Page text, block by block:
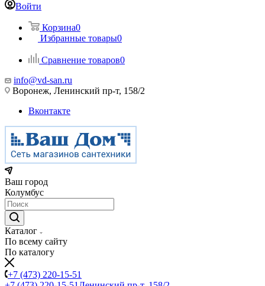
Войти
Корзина0
Избранные товары0
Сравнение товаров0
info@vd-san.ru
Воронеж, Ленинский пр-т, 158/2
Вконтакте
Ваш город
Колумбус
Каталог
По всему сайту
По каталогу
+7 (473) 220-15-51